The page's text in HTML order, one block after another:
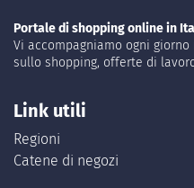
Portale di shopping online in
Vi accompagniamo ogni
sullo shopping, offerte di
Link utili
Regioni
Catene di negozi